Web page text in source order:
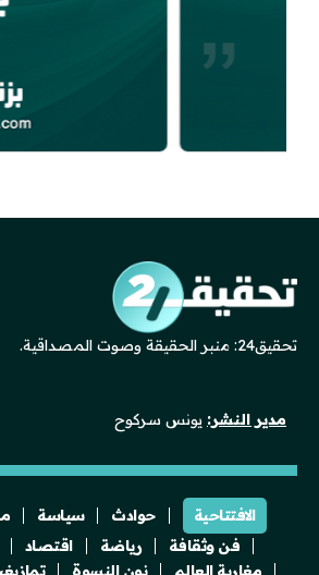
تحقيق24: منبر الحقيقة وصوت المصداقية.
مدير النشر: يونس سركوح
الافتتاحية حوادث سياسة
فن وثقافة
رياضة اقتصاد
مغاربة العالم
نون النسوة